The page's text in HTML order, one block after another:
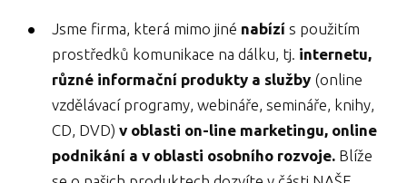
Jsme firma, která mimo jiné nabízís použitím
prostředků komunikace na dálku, tj. internetu,
různé informační produkty a služby (online
vzdělávací programy, webináře, semináře, knihy,
CD, DVD)v oblasti on-line marketingu, online
podnikání a v oblasti osobního rozvoje. Blíže